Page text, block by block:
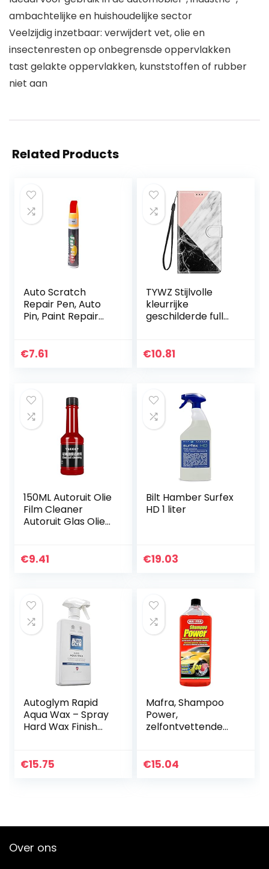
ambachtelijke en huishoudelijke sector
Veelzijdig inzetbaar: verwijdert vet, olie en
insectenresten op onbegrensde oppervlakken
tast gelakte oppervlakken, kunststoffen of rubber
niet aan
Related Products
Auto Scratch
Repair Pen, Auto
Pin, Paint Repair
Kleuren Auto
€7.61
TYWZ Stijlvolle
kleurrijke
geschilderde full
10 5G, PU lederen
€10.81
150ML Autoruit Olie
Film Cleaner
Autoruit Glas Olie
Agent Voor
€9.41
Bilt Hamber Surfex
HD 1 liter
€19.03
Autoglym Rapid
Aqua Wax – Spray
Hard Wax Finish
n – 500 ml
€15.75
Mafra, Shampoo
Power,
zelfontvettende
reiniger,
€15.04
Over ons